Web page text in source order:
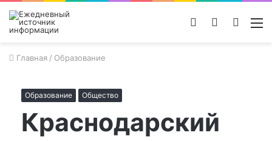
Поиск
Switch
Войти
Главная / Образование
Образование Общество
Краснодарский